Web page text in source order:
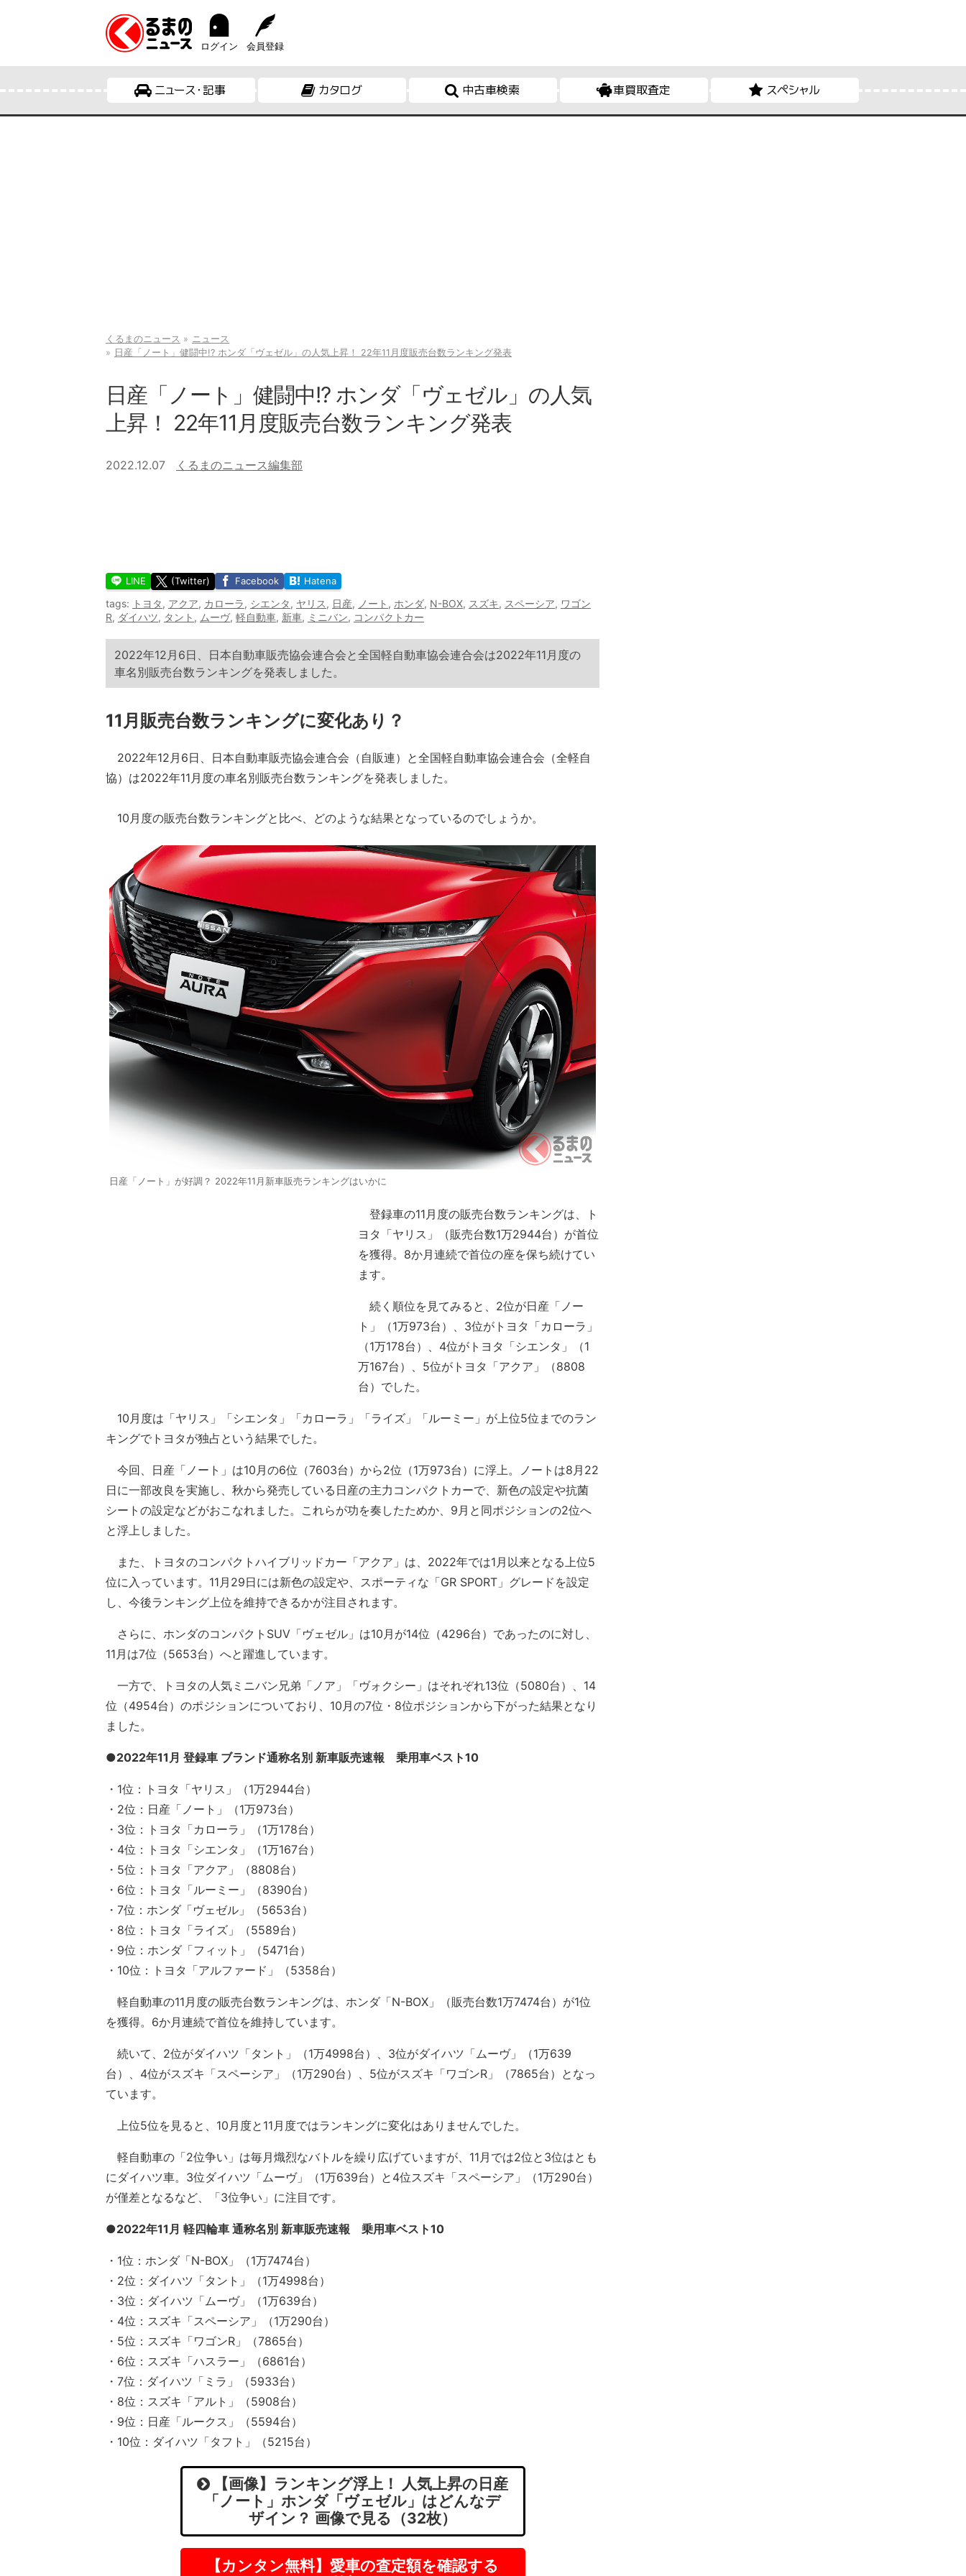
ログイン 会員登録
ニュース・記事 カタログ 中古車検索 車買取査定 スペシャル
くるまのニュース
ニュース
日産「ノート」健闘中!? ホンダ「ヴェゼル」の人気上昇！ 22年11月度販売台数ランキング発表
日産「ノート」健闘中!? ホンダ「ヴェゼル」の人気
上昇！ 22年11月度販売台数ランキング発表
2022.12.07 くるまのニュース編集部
LINE (Twitter) Facebook Hatena
tags: トヨタ, アクア, カローラ, シエンタ, ヤリス, 日産, ノート , ホンダ, N-BOX, スズキ, スペーシア, ワゴン
R, ダイハツ, タント , ムーヴ, 軽自動車, 新車, ミニバン, コンパクトカー
2022年12月6日、日本自動車販売協会連合会と全国軽自動車協会連合会は2022年11月度の
車名別販売台数ランキングを発表しました。
11月販売台数ランキングに変化あり？
2022年12月6日、日本自動車販売協会連合会（自販連）と全国軽自動車協会連合会（全軽自
協）は2022年11月度の車名別販売台数ランキングを発表しました。
10月度の販売台数ランキングと比べ、どのような結果となっているのでしょうか。
日産「ノート」が好調？ 2022年11月新車販売ランキングはいかに
登録車の11月度の販売台数ランキングは、ト
ヨタ「ヤリス」（販売台数1万2944台）が首位
を獲得。8か月連続で首位の座を保ち続けてい
ます。
続く順位を見てみると、2位が日産「ノー
ト」（1万973台）、3位がトヨタ「カローラ」
（1万178台）、4位がトヨタ「シエンタ」（1
万167台）、5位がトヨタ「アクア」（8808
台）でした。
10月度は「ヤリス」「シエンタ」「カローラ」「ライズ」「ルーミー」が上位5位までのラン
キングでトヨタが独占という結果でした。
今回、日産「ノート」は10月の6位（7603台）から2位（1万973台）に浮上。ノートは8月22
日に一部改良を実施し、秋から発売している日産の主力コンパクトカーで、新色の設定や抗菌
シートの設定などがおこなれました。これらが功を奏したためか、9月と同ポジションの2位へ
と浮上しました。
また、トヨタのコンパクトハイブリッドカー「アクア」は、2022年では1月以来となる上位5
位に入っています。11月29日には新色の設定や、スポーティな「GR SPORT」グレードを設定
し、今後ランキング上位を維持できるかが注目されます。
さらに、ホンダのコンパクトSUV「ヴェゼル」は10月が14位（4296台）であったのに対し、
11月は7位（5653台）へと躍進しています。
一方で、トヨタの人気ミニバン兄弟「ノア」「ヴォクシー」はそれぞれ13位（5080台）、14
位（4954台）のポジションについており、10月の7位・8位ポジションから下がった結果となり
ました。
●2022年11月 登録車 ブランド通称名別 新車販売速報 乗用車ベスト10
・1位：トヨタ「ヤリス」（1万2944台）
・2位：日産「ノート」（1万973台）
・3位：トヨタ「カローラ」（1万178台）
・4位：トヨタ「シエンタ」（1万167台）
・5位：トヨタ「アクア」（8808台）
・6位：トヨタ「ルーミー」（8390台）
・7位：ホンダ「ヴェゼル」（5653台）
・8位：トヨタ「ライズ」（5589台）
・9位：ホンダ「フィット」（5471台）
・10位：トヨタ「アルファード」（5358台）
軽自動車の11月度の販売台数ランキングは、ホンダ「N-BOX」（販売台数1万7474台）が1位
を獲得。6か月連続で首位を維持しています。
続いて、2位がダイハツ「タント」（1万4998台）、3位がダイハツ「ムーヴ」（1万639
台）、4位がスズキ「スペーシア」（1万290台）、5位がスズキ「ワゴンR」（7865台）となっ
ています。
上位5位を見ると、10月度と11月度ではランキングに変化はありませんでした。
軽自動車の「2位争い」は毎月熾烈なバトルを繰り広げていますが、11月では2位と3位はとも
にダイハツ車。3位ダイハツ「ムーヴ」（1万639台）と4位スズキ「スペーシア」（1万290台）
が僅差となるなど、「3位争い」に注目です。
●2022年11月 軽四輪車 通称名別 新車販売速報 乗用車ベスト10
・1位：ホンダ「N-BOX」（1万7474台）
・2位：ダイハツ「タント」（1万4998台）
・3位：ダイハツ「ムーヴ」（1万639台）
・4位：スズキ「スペーシア」（1万290台）
・5位：スズキ「ワゴンR」（7865台）
・6位：スズキ「ハスラー」（6861台）
・7位：ダイハツ「ミラ」（5933台）
・8位：スズキ「アルト」（5908台）
・9位：日産「ルークス」（5594台）
・10位：ダイハツ「タフト」（5215台）
【画像】ランキング浮上！ 人気上昇の日産
「ノート」ホンダ「ヴェゼル」はどんなデ
ザイン？ 画像で見る（32枚）
【カンタン無料】愛車の査定額を確認する